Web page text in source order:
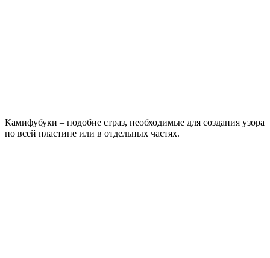
Камифубуки – подобие страз, необходимые для создания узора
по всей пластине или в отдельных частях.